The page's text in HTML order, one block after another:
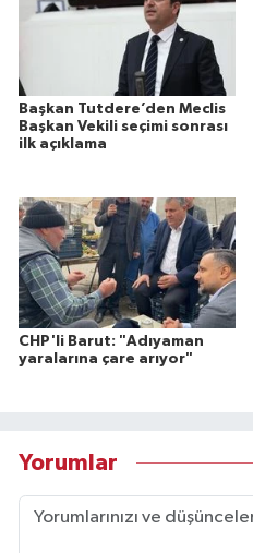
Başkan Tutdere’den Meclis
Başkan Vekili seçimi sonrası
ilk açıklama
CHP'li Barut: "Adıyaman
yaralarına çare arıyor"
Yorumlar